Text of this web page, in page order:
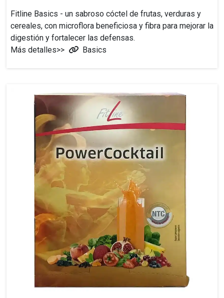
Fitline Basics - un sabroso cóctel de frutas, verduras y
cereales, con microflora beneficiosa y fibra para mejorar la
digestión y fortalecer las defensas.
Más detalles>>
Basics